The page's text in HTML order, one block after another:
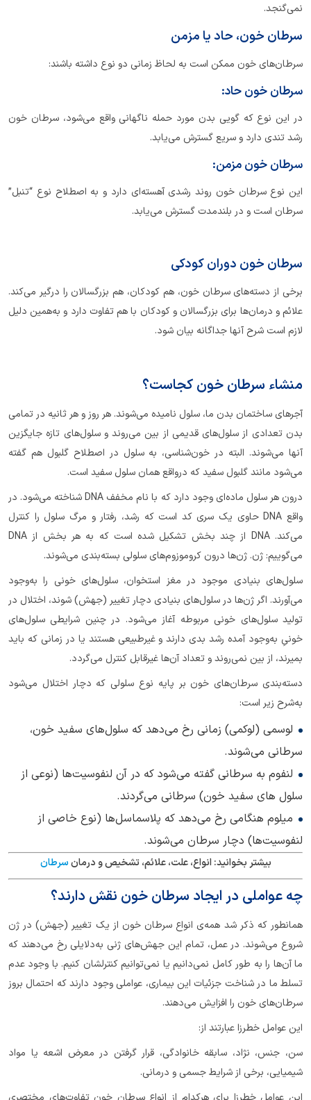
نمی‌گنجد.
سرطان خون، حاد یا مزمن
سرطان‌های خون ممکن است به لحاظ زمانی دو نوع داشته باشند:
سرطان خون حاد:
در این نوع که گویی بدن مورد حمله ناگهانی واقع می‌شود، سرطان خون
رشد تندی دارد و سریع گسترش می‌یابد.
سرطان خون مزمن:
این نوع سرطان خون روند رشدی آهسته‌ای دارد و به اصطلاح نوع “تنبل”
سرطان است و در بلند‌مدت گسترش می‌یابد.
سرطان خون دوران کودکی
برخی از دسته‌های سرطان خون، هم کودکان، هم بزرگسالان را درگیر می‌کند.
علائم و درمان‌ها برای بزرگسالان و کودکان با هم تفاوت دارد و به‌همین دلیل
لازم است شرح آنها جداگانه بیان شود.
منشاء سرطان خون کجاست؟
آجرهای ساختمان بدن ما، سلول نامیده می‌شوند. هر روز و هر ثانیه در تمامی
بدن تعدادی از سلول‌های قدیمی از بین می‌روند و سلول‌های تازه جایگزین
آنها می‌شوند. البته در خون‌شناسی، به سلول در اصطلاح گلبول هم گفته
می‌شود مانند گلبول سفید که در‌واقع همان سلول سفید است.
درون هر سلول ماده‌ای وجود دارد که با نام مخفف DNA شناخته می‌شود. در
واقع DNA حاوی یک سری کد است که رشد، رفتار و مرگ سلول را کنترل
می‌کند. DNA از چند بخش تشکیل شده است که به هر بخش از DNA
می‌گوییم: ژن. ژن‌ها درون کروموزوم‌های سلولی بسته‌بندی می‌شوند.
سلول‌های بنیادی موجود در مغز استخوان، سلول‌های خونی را به‌وجود
می‌آورند. اگر ژن‌ها در سلول‌های بنیادی دچار تغییر (جهش) شوند، اختلال در
تولید سلول‌های خونی مربوطه آغاز می‌شود. در چنین شرایطی سلول‌های
خونیِ به‌وجود آمده رشد بدی دارند و غیرطبیعی هستند یا در زمانی که باید
بمیرند، از بین نمی‌روند و تعداد آن‌ها غیرقابل کنترل می‌گردد.
دسته‌بندی سرطان‌های خون بر پایه نوع سلولی که دچار اختلال می‌شود
به‌شرح زیر است:
لوسمی (لوکمی) زمانی رخ می‌دهد که سلول‌های سفید خون،
سرطانی می‌شوند.
لنفوم به سرطانی گفته می‌شود که در آن لنفوسیت‌ها (نوعی از
سلول های سفید خون) سرطانی می‌گردند.
میلوم هنگامی رخ می‌دهد که پلاسماسل‌ها (نوع خاصی از
لنفوسیت‌ها) دچار سرطان می‌شوند.
بیشتر بخوانید:انواع، علت، علائم، تشخیص و درمانسرطان
چه عواملی در ایجاد سرطان خون نقش دارند؟
همانطور که ذکر شد همه‌ی انواع سرطان خون از یک تغییر (جهش) در ژن
شروع می‌شوند. در عمل، تمام این جهش‌های ژنی به‌دلایلی رخ می‌دهند که
ما آن‌ها را به طور کامل نمی‌دانیم یا نمی‌توانیم کنترلشان کنیم. با وجود عدم
تسلط ما در شناخت جزئیات این بیماری، عواملی وجود دارند که احتمال بروز
سرطان‌های خون را افزایش می‌دهند.
این عوامل خطرزا عبارتند از:
سن، جنس، نژاد، سابقه خانوادگی، قرار گرفتن در معرض اشعه یا مواد
شیمیایی، برخی از شرایط جسمی و درمانی.